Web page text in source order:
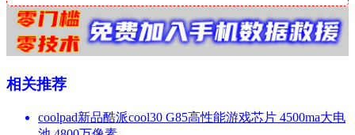
相关推荐
coolpad新品酷派cool30 G85高性能游戏芯片 4500ma大电